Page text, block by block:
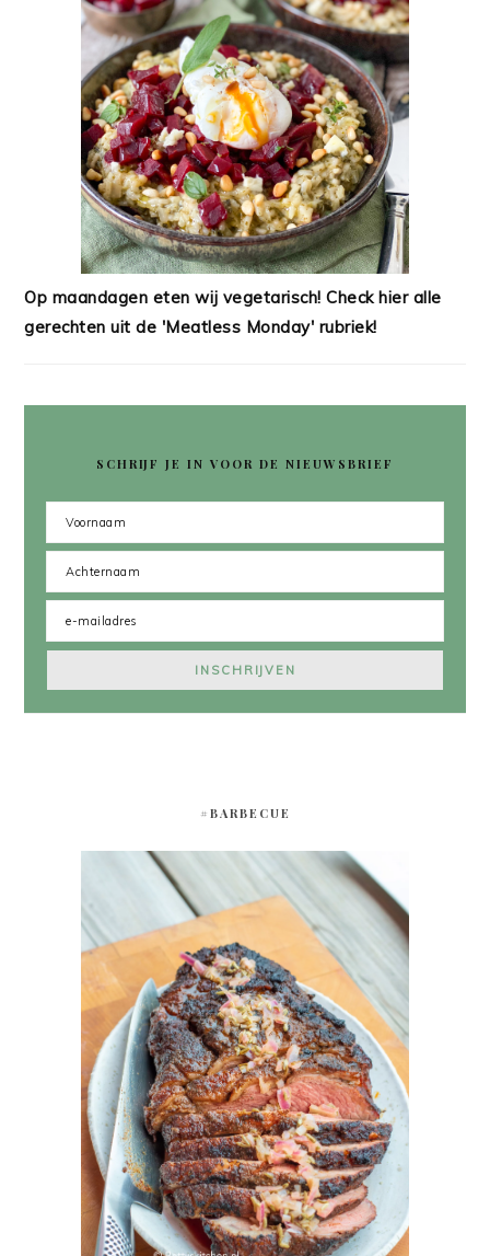
Op maandagen eten wij vegetarisch! Check hier alle
gerechten uit de 'Meatless Monday' rubriek!
SCHRIJF JE IN VOOR DE NIEUWSBRIEF
#BARBECUE